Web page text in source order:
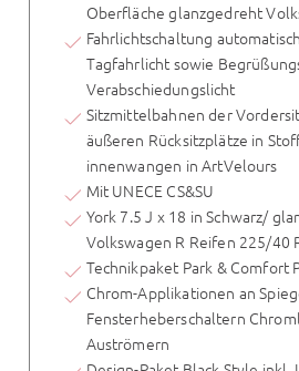
Oberfläche glanzgedreht
Fahrlichtschaltung
Tagfahrlicht sowie
Verabschiedungslicht
Sitzmittelbahnen der
äußeren Rücksitzplätze in
innenwangen in ArtVelours
Mit UNECE CS&SU
York 7.5 J x 18 in Schwarz/
Volkswagen R Reifen 225/40
Technikpaket Park & Comfort
Chrom-Applikationen an
Fensterheberschaltern
Auströmern